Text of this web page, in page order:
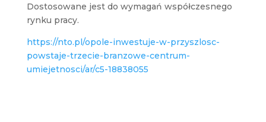
Dostosowane jest do wymagań współczesnego
rynku pracy.
https://nto.pl/opole-inwestuje-w-przyszlosc-
powstaje-trzecie-branzowe-centrum-
umiejetnosci/ar/c5-18838055